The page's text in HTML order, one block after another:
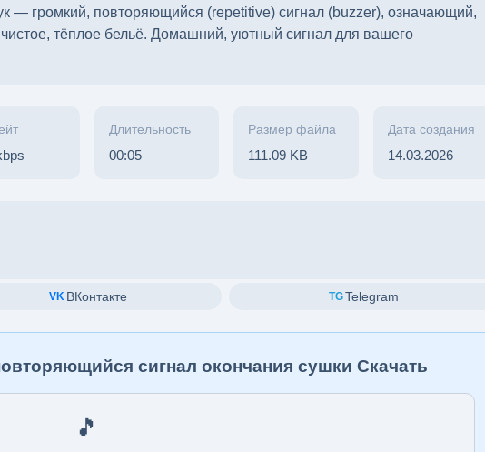
— громкий, повторяющийся (repetitive) сигнал (buzzer), означающий,
тёплое бельё. Домашний, уютный сигнал для вашего
Длительность
00:05
Размер файла
111.09 KB
Дата создания
14.03.2026
VK ВКонтакте TGTelegram
сигнал окончания сушки Скачать
🎵